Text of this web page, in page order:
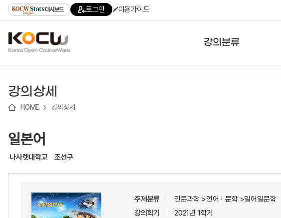
기
기
기
content)
가
대시보드 로그인 이용가이드
강의분류
강의상세
HOME 강의상세
일본어
나사렛대학교 조선구
주제분류
인문과학 >언어ㆍ문학 >일어일문학
강의학기
2021년 1학기